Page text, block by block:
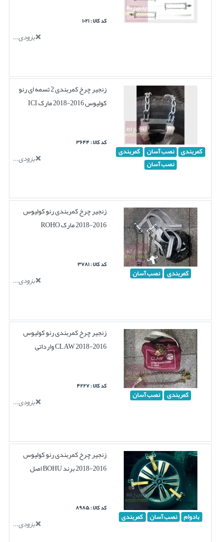
کد کالا : ۱۰۲۱
بزودی...
کمربندی نصب آسان کمربندی
نصب آسان
زنجیر چرخ کمربندی 2 تسمه ای رنو
کولیوس 2016-2018 مارک ICI
کد کالا : ۳۶۴۴
بزودی...
کمربندی نصب آسان
زنجیر چرخ کمربندی رنو کولیوس
2016-2018 مارک ROHO
کد کالا : ۳۷۸۱
بزودی...
کمربندی نصب آسان
زنجیر چرخ کمربندی رنو کولیوس
2016-2018 CLAW وارداتی
کد کالا : ۴۲۲۷
بزودی...
بادوام نصب آسان کمربندی
زنجیر چرخ کمربندی رنو کولیوس
2016-2018 برند BOHU اصل
کد کالا : ۸۹۸۵
بزودی...